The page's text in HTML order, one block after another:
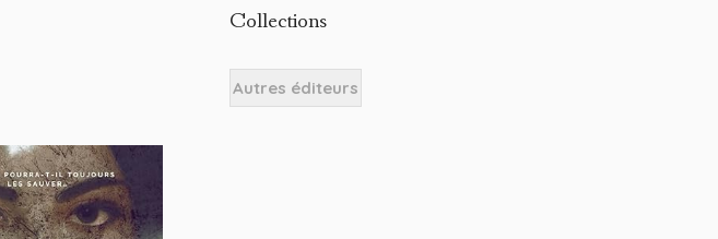
Collections
Autres éditeurs